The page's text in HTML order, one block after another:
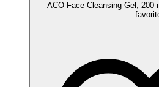
ACO Face Cleansing Gel, 200